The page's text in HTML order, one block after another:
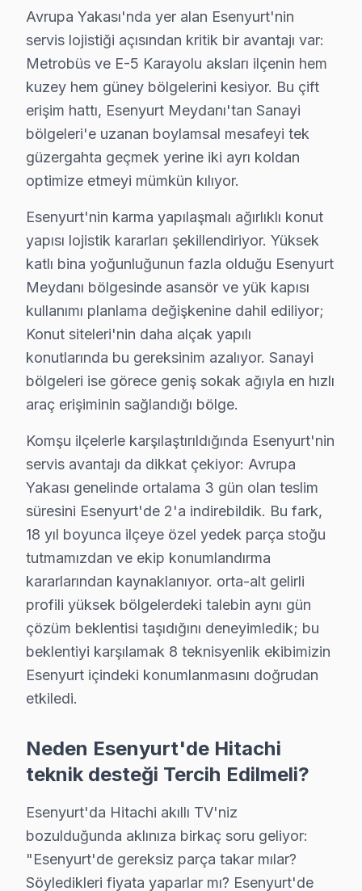
Mevlana'da Hitachi TV Servisi
Mevlana Mahallesi'nde Hitachi cihaz’niz için destek
Namık Kemal'de Hitachi TV Servisi
Namık Kemal Mahallesi'nde Hitachi set tamiri
Necip Fazıl Kısakürek'te Hitachi TV Servisi
Necip Fazıl Kısakürek Mahallesi, genellikle genç
Orhan Gazi'de Hitachi TV Servisi
Orhan Gazi Mahallesi'nde hem yeni konut projeleri
Osmangazi'de Hitachi TV Servisi
Osmangazi Mahallesi, genç bireyler ve ailelerin
Örnek'te Hitachi TV Servisi
Örnek Mahallesi, yeni yerleşim alanlarıyla birlikte
Pınar Mahallesi, özellikle çocuklu ailelerin yaşadığı
Piri Reis'te Hitachi TV Servisi
Piri Reis Mahallesi, genellikle genç profesyonellerin
Saadetdere'de Hitachi TV Servisi
Saadetdere Mahallesi, hem yeni hem de eski
Selahaddin Eyyubi'de Hitachi TV Servisi
Selahaddin Eyyubi Mahallesi, hem dinamik bir sosyal
Sultaniye'de Hitachi TV Servisi
Süleymaniye'de Hitachi TV Servisi
Süleymaniye Mahallesi, çeşitli yaş gruplarından
Şehitler'de Hitachi TV Servisi
Şehitler Mahallesi, ailelerin birlikte vakit geçirdiği
Avrupa Yakası'nda yer alan Esenyurt'nin
servis lojistiği açısından kritik bir avantajı var:
Metrobüs ve E-5 Karayolu aksları ilçenin hem
kuzey hem güney bölgelerini kesiyor. Bu çift
erişim hattı, Esenyurt Meydanı'tan Sanayi
bölgeleri'e uzanan boylamsal mesafeyi tek
güzergahta geçmek yerine iki ayrı koldan
optimize etmeyi mümkün kılıyor.
Esenyurt'nin karma yapılaşmalı ağırlıklı konut
yapısı lojistik kararları şekillendiriyor. Yüksek
katlı bina yoğunluğunun fazla olduğu Esenyurt
Meydanı bölgesinde asansör ve yük kapısı
kullanımı planlama değişkenine dahil ediliyor;
Konut siteleri'nin daha alçak yapılı
konutlarında bu gereksinim azalıyor. Sanayi
bölgeleri ise görece geniş sokak ağıyla en hızlı
araç erişiminin sağlandığı bölge.
Komşu ilçelerle karşılaştırıldığında Esenyurt'nin
servis avantajı da dikkat çekiyor: Avrupa
Yakası genelinde ortalama 3 gün olan teslim
süresini Esenyurt'de 2'a indirebildik. Bu fark,
18 yıl boyunca ilçeye özel yedek parça stoğu
tutmamızdan ve ekip konumlandırma
kararlarından kaynaklanıyor. orta-alt gelirli
profili yüksek bölgelerdeki talebin aynı gün
çözüm beklentisi taşıdığını deneyimledik; bu
beklentiyi karşılamak 8 teknisyenlik ekibimizin
Esenyurt içindeki konumlanmasını doğrudan
etkiledi.
Neden Esenyurt'de Hitachi
teknik desteği Tercih Edilmeli?
Esenyurt'da Hitachi akıllı TV'niz
bozulduğunda aklınıza birkaç soru geliyor:
"Esenyurt'de gereksiz parça takar mılar?
Söyledikleri fiyata yaparlar mı? Esenyurt'de